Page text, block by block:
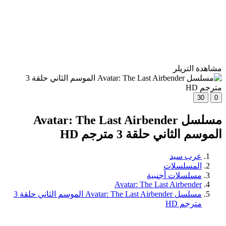
مشاهدة التريلر
0
30
مسلسل Avatar: The Last Airbender
الموسم الثاني حلقة 3 مترجم HD
عرب سيد
المسلسلات
مسلسلات أجنبية
Avatar: The Last Airbender
مسلسل Avatar: The Last Airbender الموسم الثاني حلقة 3
مترجم HD